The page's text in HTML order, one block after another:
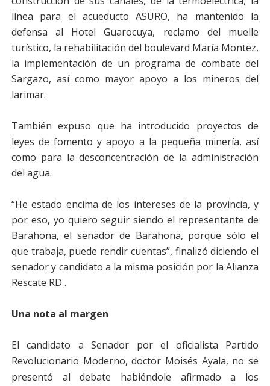
línea para el acueducto ASURO, ha mantenido la
defensa al Hotel Guarocuya, reclamo del muelle
turístico, la rehabilitación del boulevard María Montez,
la implementación de un programa de combate del
Sargazo, así como mayor apoyo a los mineros del
larimar.
También expuso que ha introducido proyectos de
leyes de fomento y apoyo a la pequeña minería, así
como para la desconcentración de la administración
del agua.
“He estado encima de los intereses de la provincia, y
por eso, yo quiero seguir siendo el representante de
Barahona, el senador de Barahona, porque sólo el
que trabaja, puede rendir cuentas”, finalizó diciendo el
senador y candidato a la misma posición por la Alianza
Rescate RD .
Una nota al margen
El candidato a Senador por el oficialista Partido
Revolucionario Moderno, doctor Moisés Ayala, no se
presentó al debate habiéndole afirmadoa los